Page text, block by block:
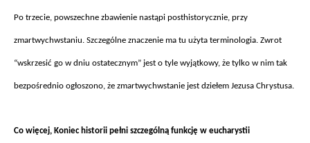
Po trzecie, powszechne zbawienie nastąpi posthistorycznie, przy
zmartwychwstaniu. Szczególne znaczenie ma tu użyta terminologia. Zwrot
“wskrzesić go w dniu ostatecznym” jest o tyle wyjątkowy, że tylko w nim tak
bezpośrednio ogłoszono, że zmartwychwstanie jest dziełem Jezusa Chrystusa.
Co więcej, Koniec historii pełni szczególną funkcję w eucharystii